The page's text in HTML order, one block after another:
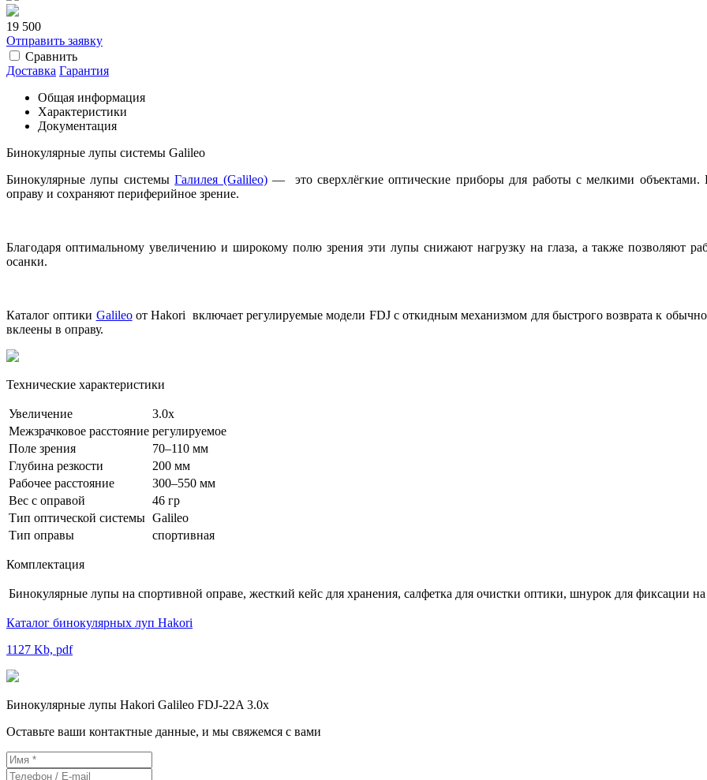
19 500
Отправить заявку
Сравнить
Доставка Гарантия
Общая информация
Характеристики
Документация
Бинокулярные лупы системы Galileo
Бинокулярные лупы системыГалилея (Galileo)— это сверхлёгкие оптические приборы для работы с мелкими объектами.
оправу и сохраняют периферийное зрение.
Благодаря оптимальному увеличению и широкому полю зрения эти лупы снижают нагрузку на глаза, а также позволяют
осанки.
Каталог оптики Galileoот Hakori включает регулируемые модели FDJ с откидным механизмом для быстрого возврата к
вклеены в оправу.
Технические характеристики
Увеличение
3.0х
Межзрачковое расстояние регулируемое
Поле зрения
70–110 мм
Глубина резкости
200 мм
Рабочее расстояние
300–550 мм
Вес с оправой
46 гр
Тип оптической системы Galileo
Тип оправы
спортивная
Комплектация
Бинокулярные лупы на спортивной оправе, жесткий кейс для хранения, салфетка для очистки оптики, шнурок для фиксации
Каталог бинокулярных луп Hakori
1127 Kb, pdf
Бинокулярные лупы Hakori Galileo FDJ-22A 3.0x
Оставьте ваши контактные данные, и мы свяжемся с вами